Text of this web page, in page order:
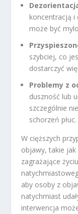
koncentracją i
może być
szybciej, co
dostarczyć
Problemy z
duszność lub
szczególnie
schorzeń płuc.
W cięższych
objawy, takie jak
zagrażające
aby osoby z
natychmiast
interwencja